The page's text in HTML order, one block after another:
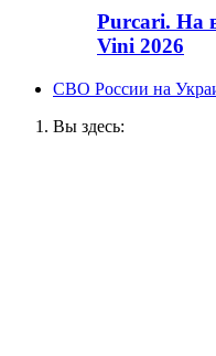
Purcari. На
Vini 2026
СВО России на
Вы здесь: